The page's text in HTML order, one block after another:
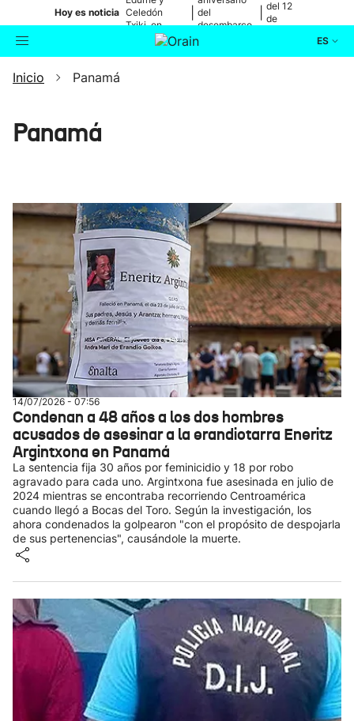
Hoy es noticia Celedón
Txiki, en
directo
del
desembarco
de Elkano
del 12
de
ES
Buscador
Ikusmiran
Eguraldia
Inicio Panamá
Panamá
14/07/2026 - 07:56
Condenan a 48 años a los dos hombres
acusados de asesinar a la erandiotarra Eneritz
Argintxona en Panamá
La sentencia fija 30 años por feminicidio y 18 por robo
agravado para cada uno. Argintxona fue asesinada en julio de
2024 mientras se encontraba recorriendo Centroamérica
cuando llegó a Bocas del Toro. Según la investigación, los
ahora condenados la golpearon "con el propósito de despojarla
de sus pertenencias", causándole la muerte.